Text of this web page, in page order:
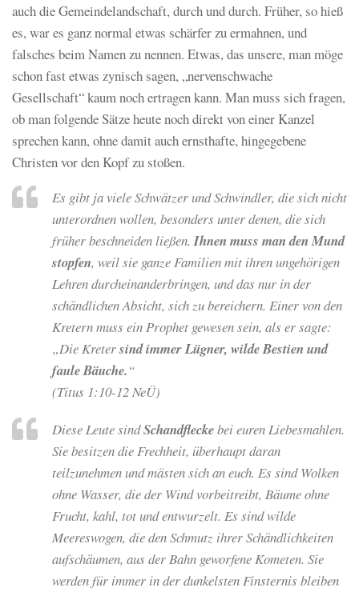
auch die Gemeindelandschaft, durch und durch. Früher, so hieß
es, war es ganz normal etwas schärfer zu ermahnen, und
falsches beim Namen zu nennen. Etwas, das unsere, man möge
schon fast etwas zynisch sagen, „nervenschwache
Gesellschaft“ kaum noch ertragen kann. Man muss sich fragen,
ob man folgende Sätze heute noch direkt von einer Kanzel
sprechen kann, ohne damit auch ernsthafte, hingegebene
Christen vor den Kopf zu stoßen.
Es gibt ja viele Schwätzer und Schwindler, die sich nicht
unterordnen wollen, besonders unter denen, die sich
früher beschneiden ließen.Ihnen muss man den Mund
stopfen, weil sie ganze Familien mit ihren ungehörigen
Lehren durcheinanderbringen, und das nur in der
schändlichen Absicht, sich zu bereichern. Einer von den
Kretern muss ein Prophet gewesen sein, als er sagte:
„Die KretersindimmerLügner, wilde Bestien und
faule Bäuche.“
(Titus 1:10-12 NeÜ)
Diese Leute sindSchandfleckebei euren Liebesmahlen.
Sie besitzen die Frechheit, überhaupt daran
teilzunehmen und mästen sich an euch. Es sind Wolken
ohne Wasser, die der Wind vorbeitreibt, Bäume ohne
Frucht, kahl, tot und entwurzelt. Es sind wilde
Meereswogen, die den Schmutz ihrer Schändlichkeiten
aufschäumen, aus der Bahn geworfene Kometen. Sie
werden für immer in der dunkelsten Finsternis bleiben